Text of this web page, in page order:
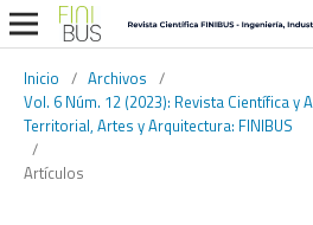
Inicio / Archivos /
Vol. 6 Núm. 12 (2023): Revista Científica y
Territorial, Artes y Arquitectura: FINIBUS
/
Artículos